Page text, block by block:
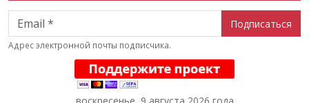
Email
Адрес электронной почты подписчика.